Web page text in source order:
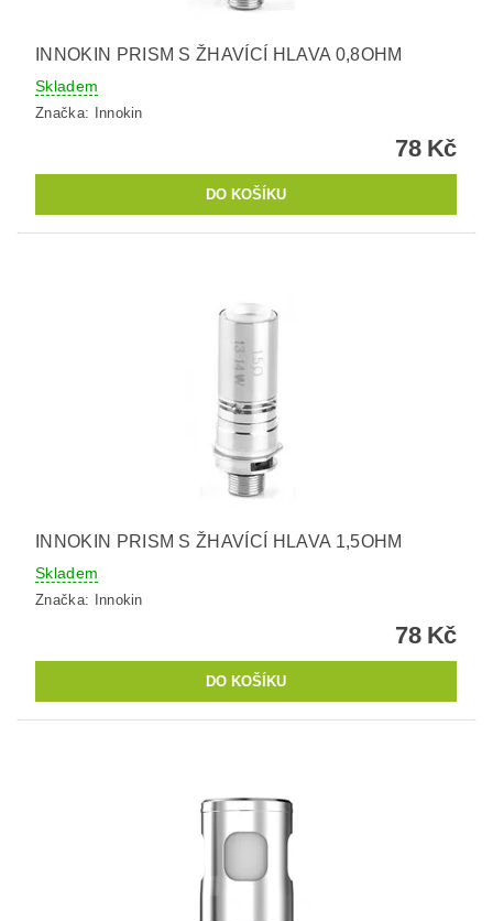
INNOKIN PRISM S ŽHAVÍCÍ HLAVA 0,8OHM
Skladem
Značka: Innokin
78 Kč
INNOKIN PRISM S ŽHAVÍCÍ HLAVA 1,5OHM
Skladem
Značka: Innokin
78 Kč